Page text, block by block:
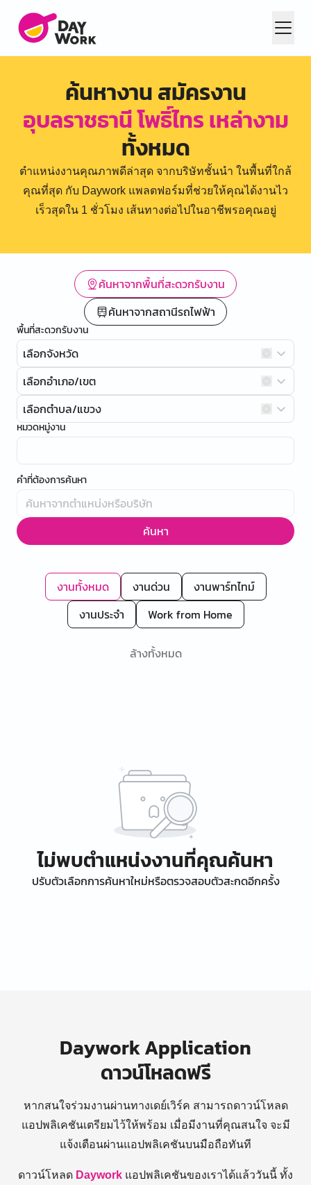
ค้นหางาน สมัครงาน
อุบลราชธานี โพธิ์ไทร เหล่างาม
ทั้งหมด
ตำแหน่งงานคุณภาพดีล่าสุด จากบริษัทชั้นนำ ในพื้นที่ใกล้
คุณที่สุด กับ Daywork แพลตฟอร์มที่ช่วยให้คุณได้งานไว
เร็วสุดใน 1 ชั่วโมง เส้นทางต่อไปในอาชีพรอคุณอยู่
ค้นหาจากพื้นที่สะดวกรับงาน
ค้นหาจากสถานีรถไฟฟ้า
พื้นที่สะดวกรับงาน
เลือกจังหวัด
เลือกอำเภอ/เขต
เลือกตำบล/แขวง
หมวดหมู่งาน
คำที่ต้องการค้นหา
ค้นหา
งานทั้งหมด งานด่วน
งานพาร์ทไทม์
งานประจำ
Work from Home
ล้างทั้งหมด
ไม่พบตำแหน่งงานที่คุณค้นหา
ปรับตัวเลือกการค้นหาใหม่หรือตรวจสอบตัวสะกดอีกครั้ง
Daywork Application
ดาวน์โหลดฟรี
หากสนใจร่วมงานผ่านทางเดย์เวิร์ค สามารถดาวน์โหลด
แอปพลิเคชันเตรียมไว้ให้พร้อม เมื่อมีงานที่คุณสนใจ จะมี
แจ้งเตือนผ่านแอปพลิเคชันบนมือถือทันที
ดาวน์โหลด Daywork แอปพลิเคชันของเราได้แล้ววันนี้ ทั้ง